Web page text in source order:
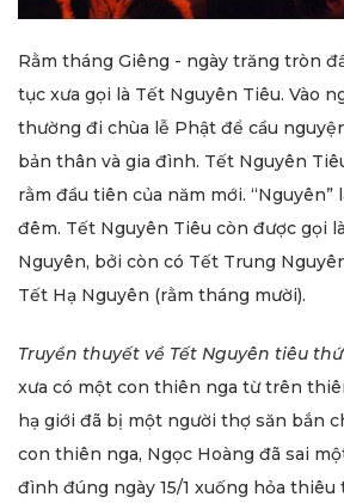
Rằm tháng Giêng - ngày trăng tròn
tục xưa gọi là Tết Nguyên Tiêu. Vào
thường đi chùa lễ Phật để cầu
bản thân và gia đình. Tết Nguyên
rằm đầu tiên của năm mới. “Nguyên”
đêm. Tết Nguyên Tiêu còn được gọi
Nguyên, bởi còn có Tết Trung
Tết Hạ Nguyên (rằm tháng mười).
Truyền thuyết về Tết Nguyên tiêu
xưa có một con thiên nga từ trên
hạ giới đã bị một người thợ săn bắn
con thiên nga, Ngọc Hoàng đã sai
đình đúng ngày 15/1 xuống hỏa